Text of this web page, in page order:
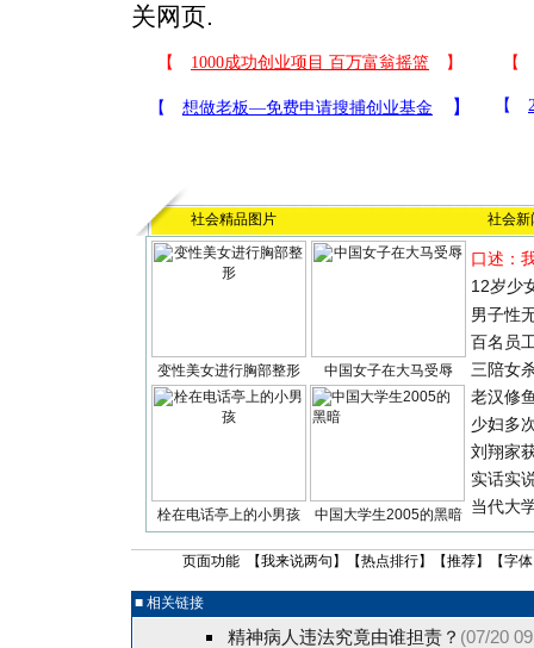
关网页.
社会精品图片 社会新
变性美女进行胸部整形 中国女子在大马受辱
栓在电话亭上的小男孩 中国大学生2005的黑暗
口述：
12岁少
男子性
百名员
三陪女
老汉修
少妇多
刘翔家
实话实
当代大
页面功能 【我来说两句 】【热点排行】【推荐】【字
■ 相关链接
精神病人违法究竟由谁担责？ (07/20